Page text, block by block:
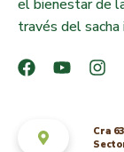
el bienestar de
través del sacha
Cra